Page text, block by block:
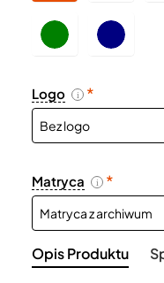
Logo i
Matryca i
Opis Produktu